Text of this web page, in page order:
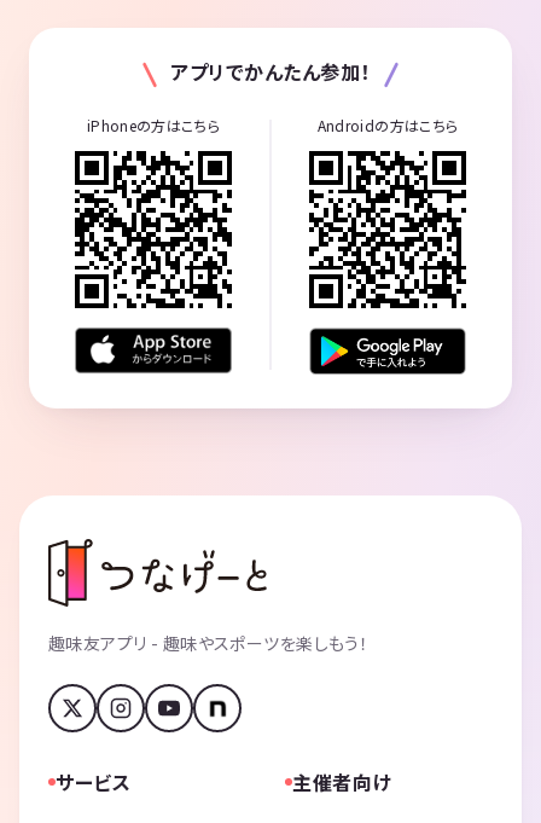
アプリでかんたん参加！
iPhoneの方はこちら Androidの方はこちら
趣味友アプリ - 趣味やスポーツを楽しもう！
サービス 主催者向け